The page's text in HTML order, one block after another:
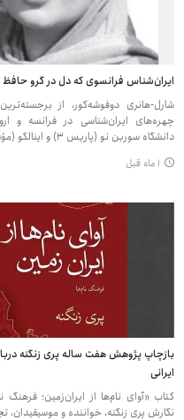
ایران‌شناس فرانسوی که دل در گرو
شارل-هانری دوفوشه‌کور، از
چهره‌های ایران‌شناسی در فرانسه و
دانشگاه سوربن نو (پاریس ۳) و اینالکو (مؤسسه ملی…
۱ ماه قبل
بازچاپ پژوهش هفت ساله پری زنگنه
ایرانی
کتاب «آوای نام‌ها از ایران‌زمین؛
نگارش پری زنگنه، خواننده و